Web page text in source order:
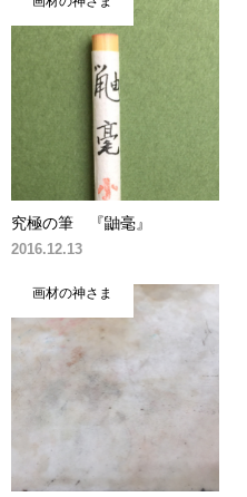
究極の筆 『鼬毫』
2016.12.13
画材の神さま